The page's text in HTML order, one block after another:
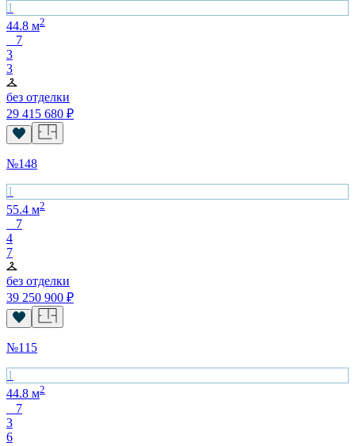
1
44.8 м2
7
3
3
без отделки
29 415 680 ₽
№148
1
55.4 м2
7
4
7
без отделки
39 250 900 ₽
№115
1
44.8 м2
7
3
6